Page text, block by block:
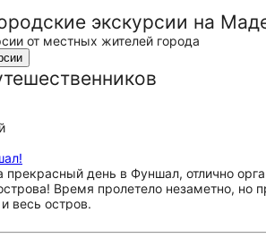
экскурсии на
от местных жителей города
прекрасный день в Фуншал, отлично
Время пролетело незаметно, но
весь остров.